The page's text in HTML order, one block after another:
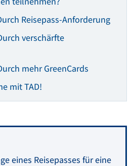
Reisepass-Anforderung
verschärfte
mehr GreenCards
mit TAD!
eines Reisepasses für eine